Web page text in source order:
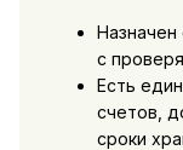
Назначен
с
Есть
счетов,
сроки